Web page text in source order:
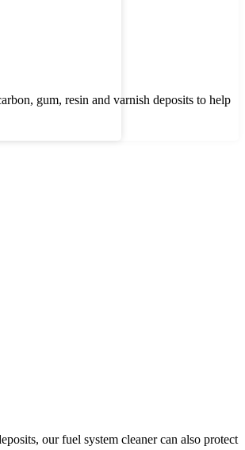
gum, resin and varnish deposits to help
our fuel system cleaner can also protect